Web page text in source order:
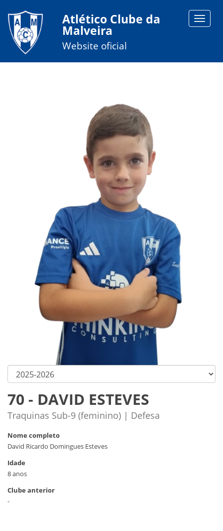
Toggle
Atlético Clube da
Malveira
Website oficial
70 - DAVID ESTEVES
Traquinas Sub-9 (feminino) | Defesa
Nome completo
David Ricardo Domingues Esteves
Idade
8 anos
Clube anterior
-